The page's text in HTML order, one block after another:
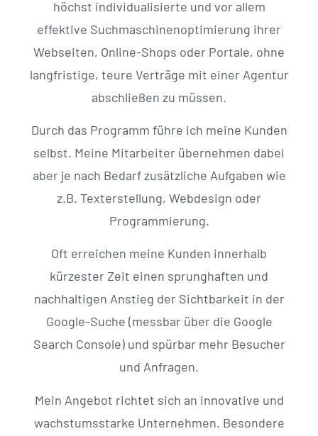
höchst individualisierte und vor allem
effektive Suchmaschinenoptimierung ihrer
Webseiten, Online-Shops oder Portale, ohne
langfristige, teure Verträge mit einer Agentur
abschließen zu müssen.
Durch das Programm führe ich meine Kunden
selbst. Meine Mitarbeiter übernehmen dabei
aber je nach Bedarf zusätzliche Aufgaben wie
z.B. Texterstellung, Webdesign oder
Programmierung.
Oft erreichen meine Kunden innerhalb
kürzester Zeit einen sprunghaften und
nachhaltigen Anstieg der Sichtbarkeit in der
Google-Suche (messbar über die Google
Search Console) und spürbar mehr Besucher
und Anfragen.
Mein Angebot richtet sich an innovative und
wachstumsstarke Unternehmen. Besondere